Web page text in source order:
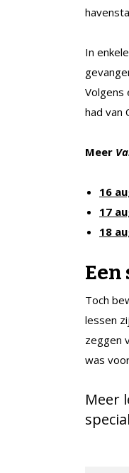
In
Volgens
had van
Meer
16
17
18
Toch
lessen
zeggen
was
Meer